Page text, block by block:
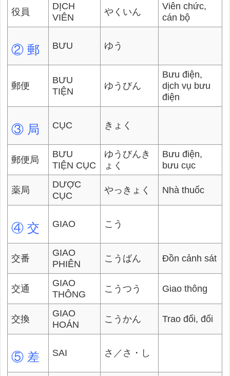
役員
DỊCH
VIÊN
やくいん
Viên chức,
cán bộ
② 郵 BƯU ゆう
郵便
BƯU
TIỆN
ゆうびん
Bưu điện,
dịch vụ bưu
điện
③ 局 CỤC きょく
郵便局
BƯU
TIỆN CỤC
ゆうびんき
ょく
Bưu điện,
bưu cục
薬局
DƯỢC
CỤC
やっきょく Nhà thuốc
④ 交 GIAO こう
交番
GIAO
PHIÊN
こうばん Đồn cảnh sát
交通
GIAO
THÔNG
こうつう Giao thông
交換
GIAO
HOÁN
こうかん Trao đổi, đổi
⑤ 差 SAI さ／さ・し